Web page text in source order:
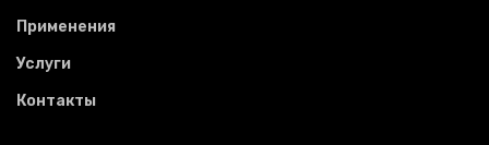
Применения
Услуги
Контакты